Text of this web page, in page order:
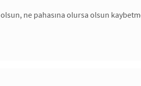
ne pahasına olursa olsun